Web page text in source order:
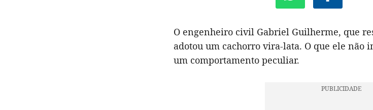
O engenheiro civil Gabriel Guilherme, que
adotou um cachorro vira-lata. O que ele não
um comportamento peculiar.